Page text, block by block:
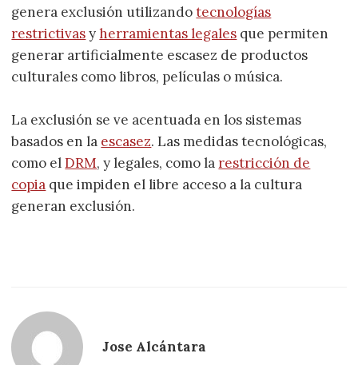
genera exclusión utilizandotecnologías
restrictivasyherramientas legales que permiten
generar artificialmente escasez de productos
culturales como libros, películas o música.
La exclusión se ve acentuada en los sistemas
basados en la escasez. Las medidas tecnológicas,
como elDRM, y legales, como larestricción de
copia que impiden el libre acceso a la cultura
generan exclusión.
Jose Alcántara